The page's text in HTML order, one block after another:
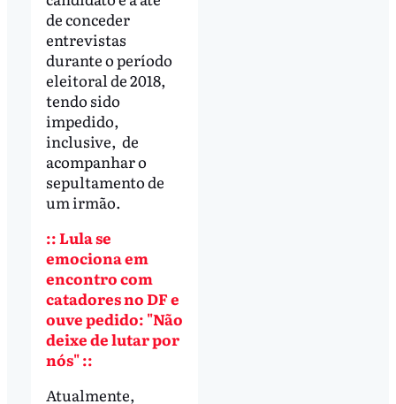
de conceder
entrevistas
durante o período
eleitoral de 2018,
tendo sido
impedido,
inclusive, de
acompanhar o
sepultamento de
um irmão.
:: Lula se
emociona em
encontro com
catadores no DF e
ouve pedido: "Não
deixe de lutar por
nós" ::
Atualmente,